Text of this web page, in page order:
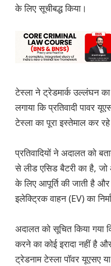
के लिए सूचीबद्ध किया।
टेस्ला ने ट्रेडमार्क उल्लंघन
लगाया कि प्रतिवादी पावर
टेस्ला का पूरा इस्तेमाल कर
प्रतिवादियों ने अदालत को
से लीड एसिड बैटरी का है, जो
के लिए आपूर्ति की जाती है
इलेक्ट्रिक वाहन (EV) का
अदालत को सूचित किया गया
करने का कोई इरादा नहीं है
ट्रेडनाम टेस्ला पॉवर यूएसए